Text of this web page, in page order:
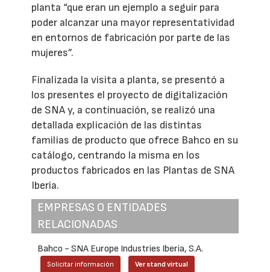
planta “que eran un ejemplo a seguir para
poder alcanzar una mayor representatividad
en entornos de fabricación por parte de las
mujeres”.
Finalizada la visita a planta, se presentó a
los presentes el proyecto de digitalización
de SNA y, a continuación, se realizó una
detallada explicación de las distintas
familias de producto que ofrece Bahco en su
catálogo, centrando la misma en los
productos fabricados en las Plantas de SNA
Iberia.
EMPRESAS O ENTIDADES
RELACIONADAS
Bahco - SNA Europe Industries Iberia, S.A.
Solicitar información Ver stand virtual